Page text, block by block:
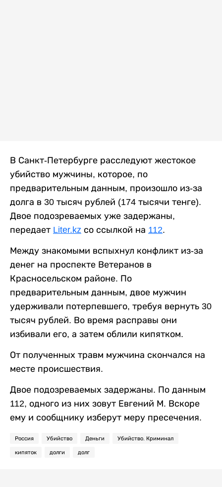
В Санкт-Петербурге расследуют жестокое
убийство мужчины, которое, по
предварительным данным, произошло из-за
долга в 30 тысяч рублей (174 тысячи тенге).
Двое подозреваемых уже задержаны,
передает Liter.kz со ссылкой на 112.
Между знакомыми вспыхнул конфликт из-за
денег на проспекте Ветеранов в
Красносельском районе. По
предварительным данным, двое мужчин
удерживали потерпевшего, требуя вернуть 30
тысяч рублей. Во время расправы они
избивали его, а затем облили кипятком.
От полученных травм мужчина скончался на
месте происшествия.
Двое подозреваемых задержаны. По данным
112, одного из них зовут Евгений М. Вскоре
ему и сообщнику изберут меру пресечения.
Россия Убийство Деньги Убийство. Криминал
кипяток долги долг